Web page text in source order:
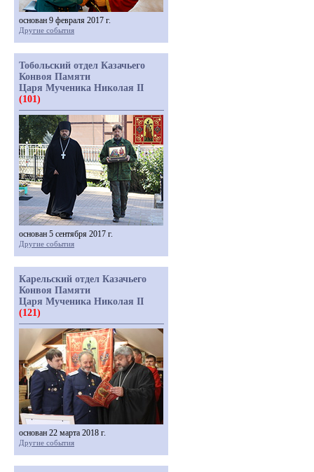
основан 9 февраля 2017 г.
Другие события
Тобольский отдел Казачьего
Конвоя Памяти
Царя Мученика Николая II
(101)
основан 5 сентября 2017 г.
Другие события
Карельский отдел Казачьего
Конвоя Памяти
Царя Мученика Николая II
(121)
основан 22 марта 2018 г.
Другие события